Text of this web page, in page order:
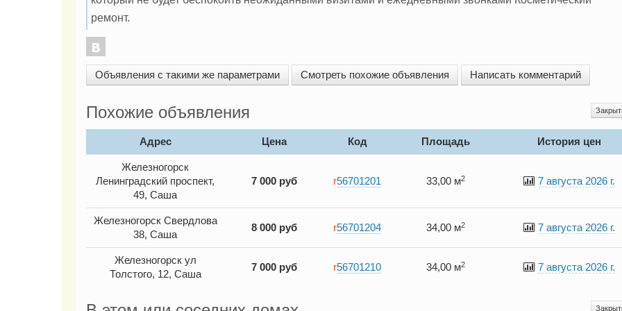
ремонт.
Объявления с такими же параметрами Смотреть похожие объявления Написать комментарий
Похожие объявления
Адрес Цена Код Площадь История цен
Железногорск
Ленинградский проспект,
49, Саша
7 000 руб r56701201 33,00 м2 7 августа 2026 г.
Железногорск Свердлова
38, Саша
8 000 руб r56701204 34,00 м2 7 августа 2026 г.
Железногорск ул
Толстого, 12, Саша
7 000 руб r56701210 34,00 м2 7 августа 2026 г.